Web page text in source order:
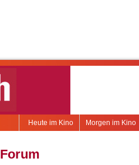
Morgen im Kino
Heute im Kino
Forum